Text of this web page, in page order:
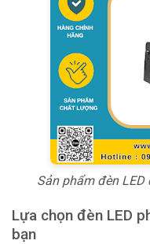
Sản phẩm đèn
Lựa chọn đèn LED
bạn